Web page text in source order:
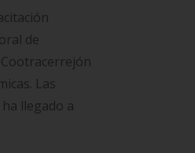
de
Las
llegado a